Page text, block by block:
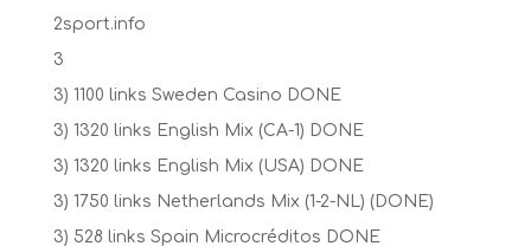
2sport.info
3
3) 1100 links Sweden Casino DONE
3) 1320 links English Mix (CA-1) DONE
3) 1320 links English Mix (USA) DONE
3) 1750 links Netherlands Mix (1-2-NL) (DONE)
3) 528 links Spain Microcréditos DONE